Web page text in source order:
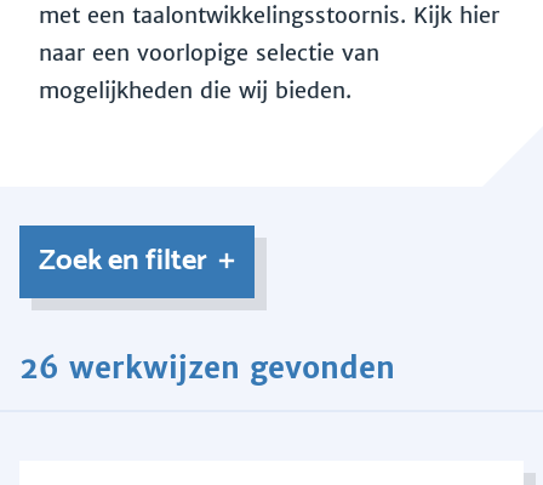
met een taalontwikkelingsstoornis. Kijk hier
naar een voorlopige selectie van
mogelijkheden die wij bieden.
Zoek en filter
26 werkwijzen gevonden